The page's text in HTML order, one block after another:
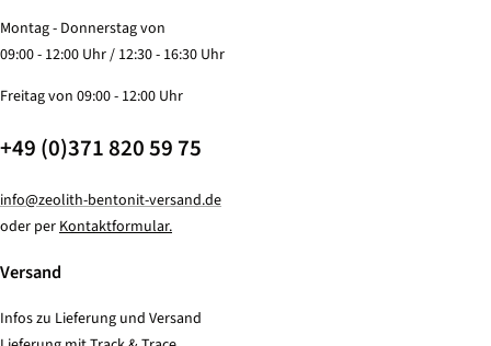
Montag - Donnerstag von
09:00 - 12:00 Uhr / 12:30 - 16:30 Uhr
Freitag von 09:00 - 12:00 Uhr
+49 (0)371 820 59 75
info@zeolith-bentonit-versand.de
oder per Kontaktformular.
Versand
Infos zu Lieferung und Versand